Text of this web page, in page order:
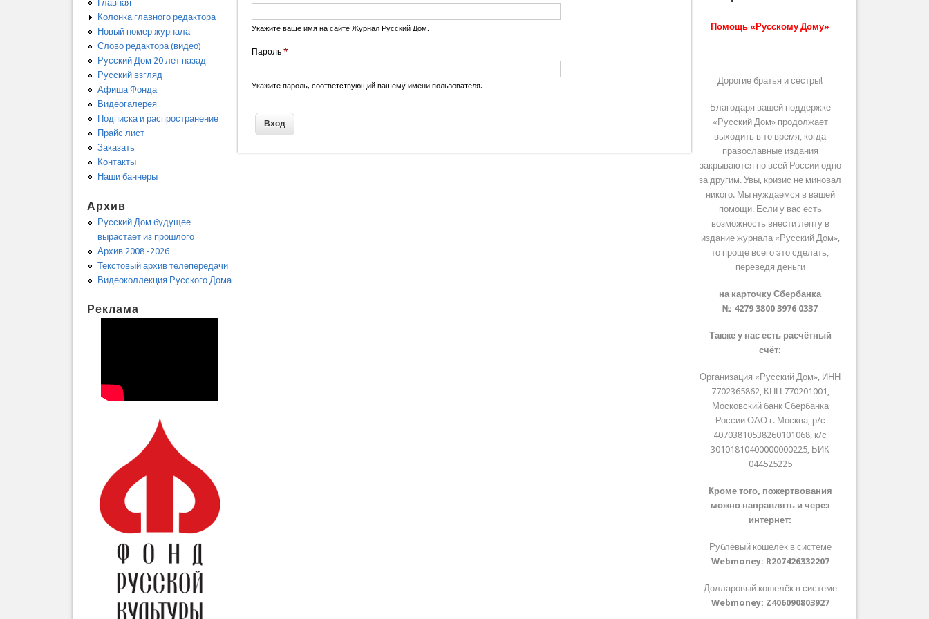
Укажите ваше имя на сайте Журнал Русский Дом.
Пароль*
Укажите пароль, соответствующий вашему имени пользователя.
Главная
Колонка главного редактора
Новый номер журнала
Слово редактора (видео)
Русский Дом 20 лет назад
Русский взгляд
Афиша Фонда
Видеогалерея
Подписка и распространение
Прайс лист
Заказать
Контакты
Наши баннеры
Архив
Русский Дом будущее
вырастает из прошлого
Архив 2008 -2026
Текстовый архив телепередачи
Видеоколлекция Русского Дома
Реклама
Помощь «Русскому Дому»
Дорогие братья и сестры!
Благодаря вашей поддержке
«Русский Дом» продолжает
выходить в то время, когда
православные издания
закрываются по всей России одно
за другим. Увы, кризис не миновал
никого. Мы нуждаемся в вашей
помощи. Если у вас есть
возможность внести лепту в
издание журнала «Русский Дом»,
то проще всего это сделать,
переведя деньги
на карточку Сбербанка
№ 4279 3800 3976 0337
Также у нас есть расчётный
счёт:
Организация «Русский Дом», ИНН
7702365862, КПП 770201001,
Московский банк Сбербанка
России ОАО г. Москва, р/с
40703810538260101068, к/с
30101810400000000225, БИК
044525225
Кроме того, пожертвования
можно направлять и через
интернет:
Рублёвый кошелёк в системе
Webmoney: R207426332207
Долларовый кошелёк в системе
Webmoney: Z406090803927